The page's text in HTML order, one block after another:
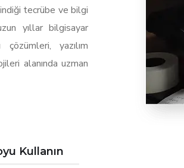
tecrübe ve bilgi
yıllar bilgisayar
yazılım
alanında uzman
Kullanın